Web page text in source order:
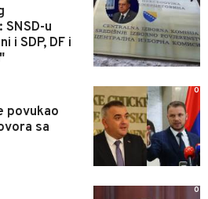
u
i SDP, DF i
povukao
sa
0
0